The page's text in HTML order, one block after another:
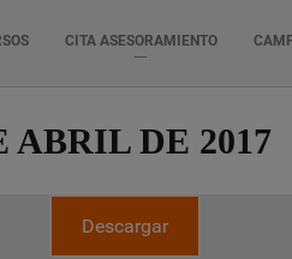
CITA ASESORAMIENTO
ABRIL DE 2017
Descargar